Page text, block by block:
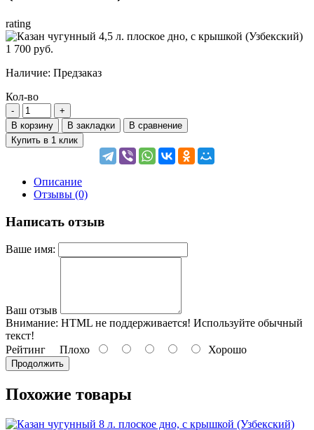
rating
1 700 руб.
Наличие: Предзаказ
Кол-во
В корзину В закладки
В сравнение
Купить в 1 клик
Описание
Отзывы (0)
Написать отзыв
Ваше имя:
Ваш отзыв
Внимание: HTML не поддерживается! Используйте обычный
текст!
Рейтинг Плохо Хорошо
Продолжить
Похожие товары